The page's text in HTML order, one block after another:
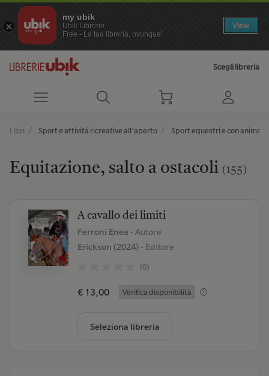
my ubik
Ubik Librerie
Free - La tua libreria, ovunque!
View
Scegli libreria
Libri Sport e attività ricreative all’aperto Sport equestri e con animali
Equitazione, salto a ostacoli (155)
A cavallo dei limiti
Ferroni Enea - Autore
Erickson (2024)- Editore
(0)
€ 13,00 Verifica disponibilità
Seleziona libreria